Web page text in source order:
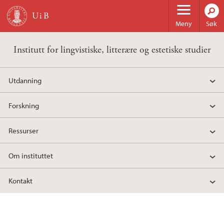
Hopp til hovedinnhold
Meny Søk
Institutt for lingvistiske, litterære og estetiske studier
Utdanning
Forskning
Ressurser
Om instituttet
Kontakt